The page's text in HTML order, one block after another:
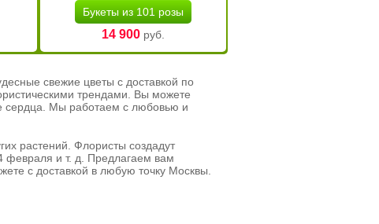
Букеты из 101 розы
14 900руб.
свежие цветы с доставкой по
трендами. Вы можете
сердца. Мы работаем с любовью и
растений. Флористы создадут
февраля и т. д. Предлагаем вам
с доставкой в любую точку Москвы.